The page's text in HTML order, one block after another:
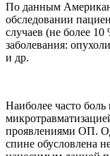
По данным
обследовании
случаев (не более
заболевания:
и др.
Наиболее часто
проявлениями ОП.
спине обусловлена